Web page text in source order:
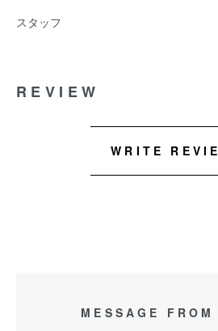
スタッフ
REVIEW
WRITE
MESSAGE FROM